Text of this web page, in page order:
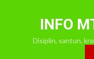
INFO
Disiplin, santun,